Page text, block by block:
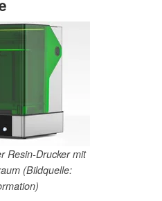
Resin-Drucker mit
(Bildquelle: